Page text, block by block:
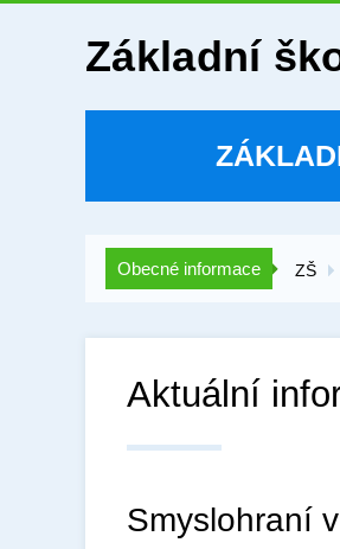
Základní
Obecné informace ZŠ
Aktuální
Smyslohraní